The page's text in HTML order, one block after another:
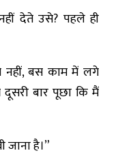
देते उसे? पहले ही
नहीं, बस काम में लगे
बार पूछा कि मैं
जाना है।”